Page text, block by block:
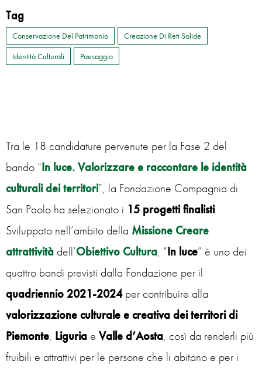
Tag
Conservazione Del Patrimonio
Creazione Di Reti Solide
Identità Culturali
Paesaggio
Tra le 18 candidature pervenute per la Fase 2 del
bando “In luce. Valorizzare e raccontare le identità
culturali dei territori”, la Fondazione Compagnia di
San Paolo ha selezionato i 15 progetti finalisti.
Sviluppato nell’ambito della Missione Creare
attrattività dell’Obiettivo Cultura, “In luce” è uno dei
quattro bandi previsti dalla Fondazione per il
quadriennio 2021-2024per contribuire alla
valorizzazione culturale e creativa dei territori di
Piemonte, Liguria e Valle d’Aosta, così da renderli più
fruibili e attrattivi per le persone che li abitano e per i